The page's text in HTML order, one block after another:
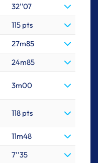
32''07
115 pts
27m85
24m85
3m00
118 pts
11m48
7''35